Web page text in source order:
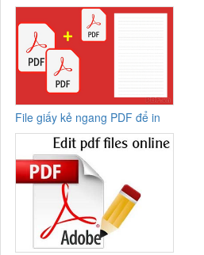
File giấy kẻ ngang PDF để in